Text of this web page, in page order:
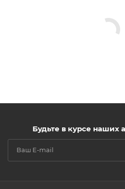
Будьте в курсе наших